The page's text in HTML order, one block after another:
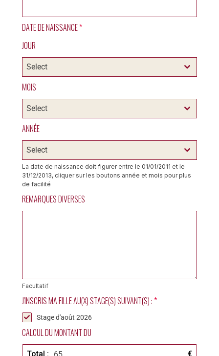
DATE DE NAISSANCE*
JOUR
Select
MOIS
Select
ANNÉE
Select
La date de naissance doit figurer entre le 01/01/2011 et le
31/12/2013, cliquer sur les boutons année et mois pour plus
de facilité
REMARQUES DIVERSES
Facultatif
J'INSCRIS MA FILLE AU(X) STAGE(S) SUIVANT(S) :*
Stage d'août 2026
CALCUL DU MONTANT DU
Total : €